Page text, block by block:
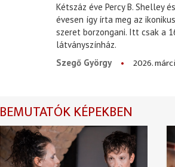
Kétszáz éve Percy B. Shelley
évesen így írta meg az
szeret borzongani. Itt csak a
látványszínház.
Szegő György
2026.
BEMUTATÓK KÉPEKBEN